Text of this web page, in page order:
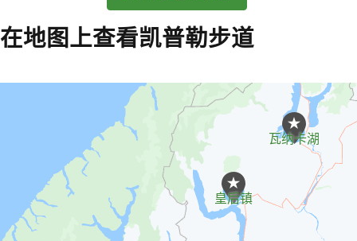
在地图上查看凯普勒步道
瓦纳卡湖
皇后镇